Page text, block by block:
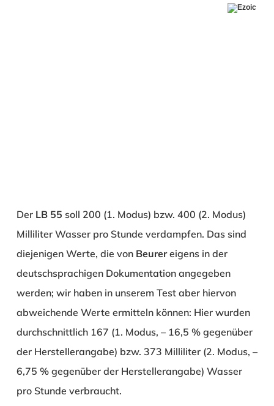
Der LB 55 soll 200 (1. Modus) bzw. 400 (2. Modus)
Milliliter Wasser pro Stunde verdampfen. Das sind
diejenigen Werte, die von Beurereigens in der
deutschsprachigen Dokumentation angegeben
werden; wir haben in unserem Test aber hiervon
abweichende Werte ermitteln können: Hier wurden
durchschnittlich 167 (1. Modus, – 16,5 % gegenüber
der Herstellerangabe) bzw. 373 Milliliter (2. Modus, –
6,75 % gegenüber der Herstellerangabe) Wasser
pro Stunde verbraucht.